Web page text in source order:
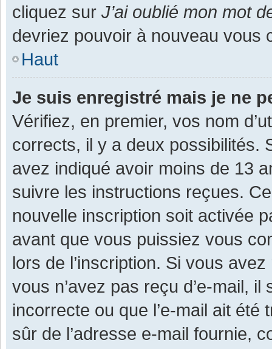
cliquez sur J’ai oublié mon mot
devriez pouvoir à nouveau vous
Haut
Je suis enregistré mais je ne
Vérifiez, en premier, vos nom
corrects, il y a deux possibilités.
avez indiqué avoir moins de 13
suivre les instructions reçues.
nouvelle inscription soit activée
avant que vous puissiez vous
lors de l’inscription. Si vous
vous n’avez pas reçu d’e-mail,
incorrecte ou que l’e-mail ait
sûr de l’adresse e-mail fournie,